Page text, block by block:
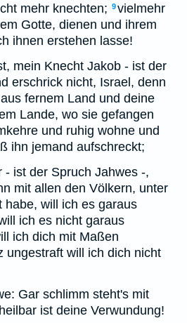
mehr knechten; 9vielmehr
Gotte, dienen und ihrem
ihnen erstehen lasse!
mein Knecht Jakob - ist der
erschrick nicht, Israel, denn
fernem Land und deine
Lande, wo sie gefangen
und ruhig wohne und
ihn jemand aufschreckt;
- ist der Spruch Jahwes -,
mit allen den Völkern, unter
habe, will ich es garaus
ich es nicht garaus
ich dich mit Maßen
ungestraft will ich dich nicht
Gar schlimm steht's mit
ist deine Verwundung!